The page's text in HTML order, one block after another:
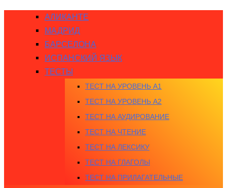
АЛИКАНТЕ
МАДРИД
БАРСЕЛОНА
ИСПАНСКИЙ ЯЗЫК
ТЕСТЫ
ТЕСТ НА УРОВЕНЬ A1
ТЕСТ НА УРОВЕНЬ A2
ТЕСТ НА АУДИРОВАНИЕ
ТЕСТ НА ЧТЕНИЕ
ТЕСТ НА ЛЕКСИКУ
ТЕСТ НА ГЛАГОЛЫ
ТЕСТ НА ПРИЛАГАТЕЛЬНЫЕ